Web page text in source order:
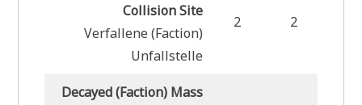
Collision Site
Verfallene (Faction)
Unfallstelle
2 2
Decayed (Faction) Mass